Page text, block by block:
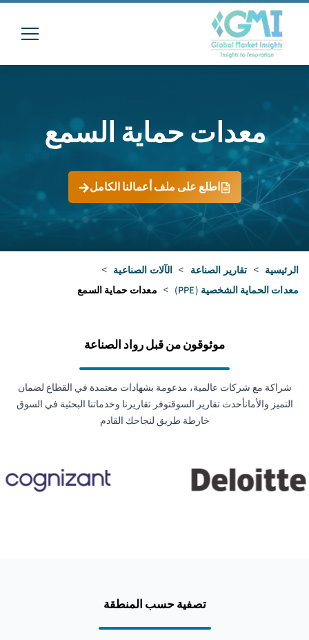
معدات حماية السمع
اطلع على ملف أعمالنا الكامل
الرئيسية > تقارير الصناعة > الآلات الصناعية >
معدات الحماية الشخصية (PPE)
> معدات حماية السمع
موثوقون من قبل رواد الصناعة
شراكة مع شركات عالمية، مدعومة بشهادات معتمدة في القطاع لضمان
التميز والأمانأحدث تقارير السوقتوفر تقاريرنا وخدماتنا البحثية في السوق
خارطة طريق لنجاحك القادم
تصفية حسب المنطقة